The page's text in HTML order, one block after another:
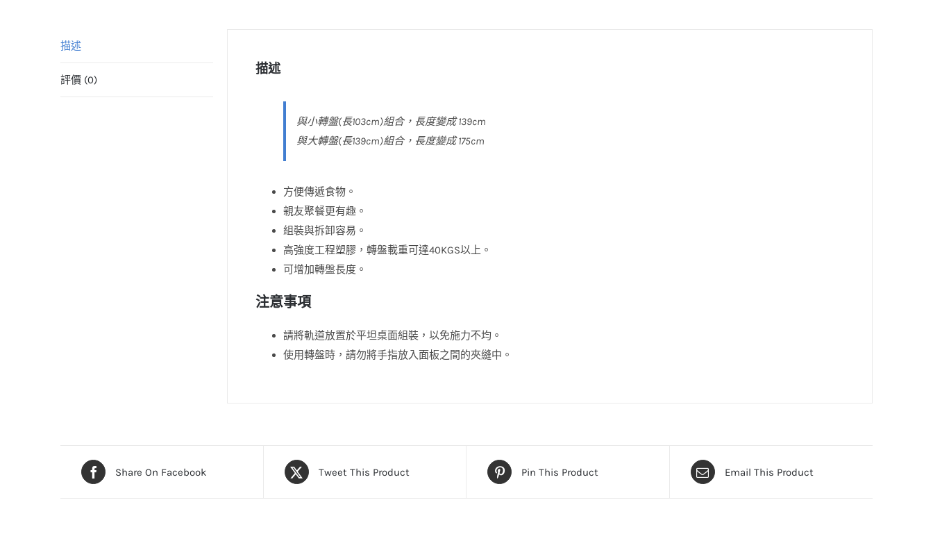
描述
評價 (0)
描述
與小轉盤(長103cm)組合，長度變成 139cm
與大轉盤(長139cm)組合，長度變成 175cm
方便傳遞食物。
親友聚餐更有趣。
組裝與拆卸容易。
高強度工程塑膠，轉盤載重可達40KGS以上。
可增加轉盤長度。
注意事項
請將軌道放置於平坦桌面組裝，以免施力不均。
使用轉盤時，請勿將手指放入面板之間的夾縫中。
Share On Facebook Tweet This Product Pin This Product Email This Product